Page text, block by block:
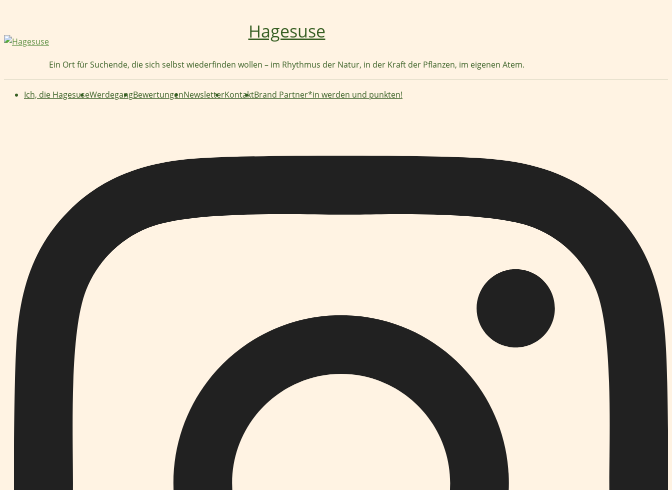
springen
Hagesuse
Ein Ort für Suchende, die sich selbst wiederfinden wollen – im Rhythmus der Natur, in der Kraft der Pflanzen, im eigenen Atem.
Ich, die HagesuseWerdegangBewertungenNewsletterKontaktBrand Partner*in werden und punkten!